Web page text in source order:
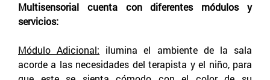
Multisensorial cuenta con diferentes módulos y
servicios:
Módulo Adicional: ilumina el ambiente de la sala
acorde a las necesidades del terapista y el niño, para